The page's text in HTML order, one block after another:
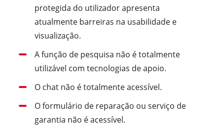
protegida do utilizador apresenta
atualmente barreiras na usabilidade e
visualização.
A função de pesquisa não é totalmente
utilizável com tecnologias de apoio.
O chat não é totalmente acessível.
O formulário de reparação ou serviço de
garantia não é acessível.